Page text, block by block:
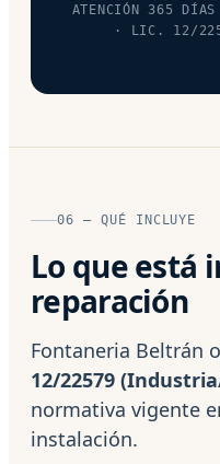
ATENCIÓN 365 DÍAS
· LIC. 12/
06 — QUÉ INCLUYE
Lo que está
reparación
Fontaneria Beltrán
12/22579
normativa vigente
instalación.